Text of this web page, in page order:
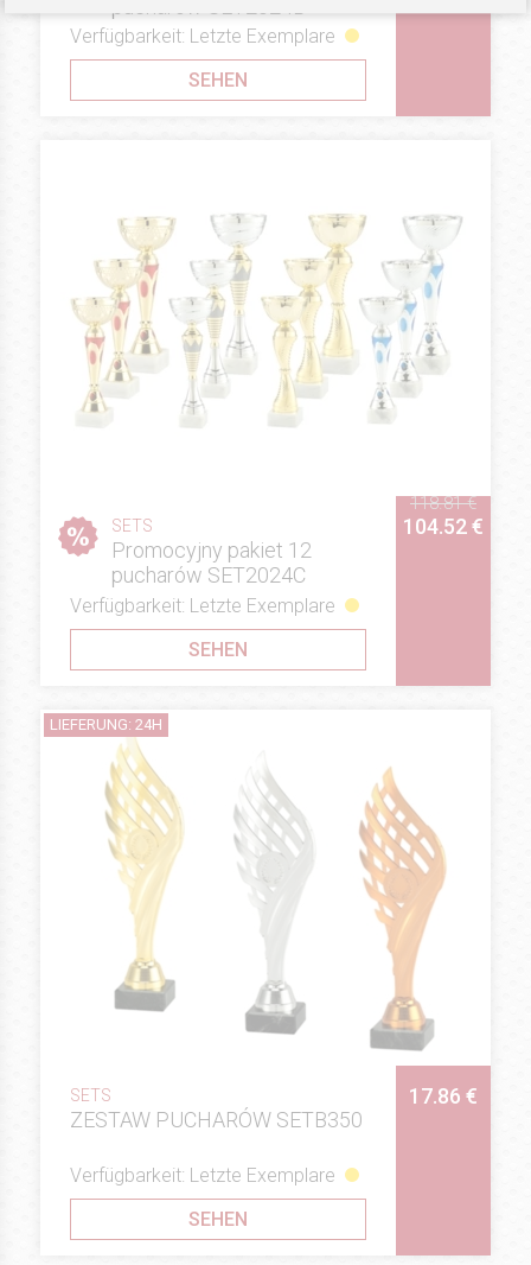
Verfügbarkeit: Letzte Exemplare
SEHEN
SETS
Promocyjny pakiet 12
pucharów SET2024C
118.81 €
104.52 €
Verfügbarkeit: Letzte Exemplare
SEHEN
SETS
ZESTAW PUCHARÓW SETB350
17.86 €
Verfügbarkeit: Letzte Exemplare
SEHEN
LIEFERUNG: 24H